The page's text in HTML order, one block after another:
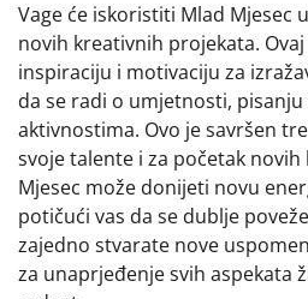
Vage će iskoristiti Mlad Mjesec
novih kreativnih projekata.
inspiraciju i motivaciju za
da se radi o umjetnosti,
aktivnostima. Ovo je savršen
svoje talente i za početak
Mjesec može donijeti novu
potičući vas da se dublje
zajedno stvarate nove
za unaprjeđenje svih aspekata